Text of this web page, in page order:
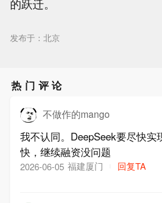
的跃迁。
发布于：北京
热门评论
不做作的mango
我不认同。DeepSeek要尽快实
快，继续融资没问题
2026-06-05 福建厦门 回复TA